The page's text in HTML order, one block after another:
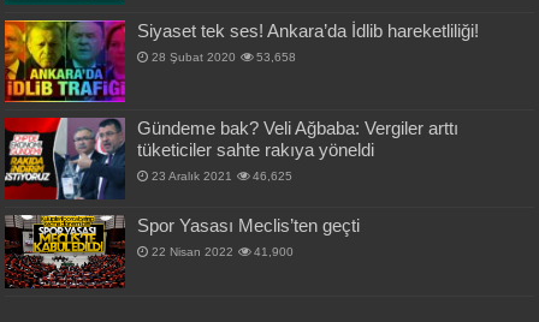
Siyaset tek ses! Ankara’da İdlib hareketliliği!
28 Şubat 2020 53,658
Gündeme bak? Veli Ağbaba: Vergiler arttı
tüketiciler sahte rakıya yöneldi
23 Aralık 2021 46,625
Spor Yasası Meclis’ten geçti
22 Nisan 2022 41,900